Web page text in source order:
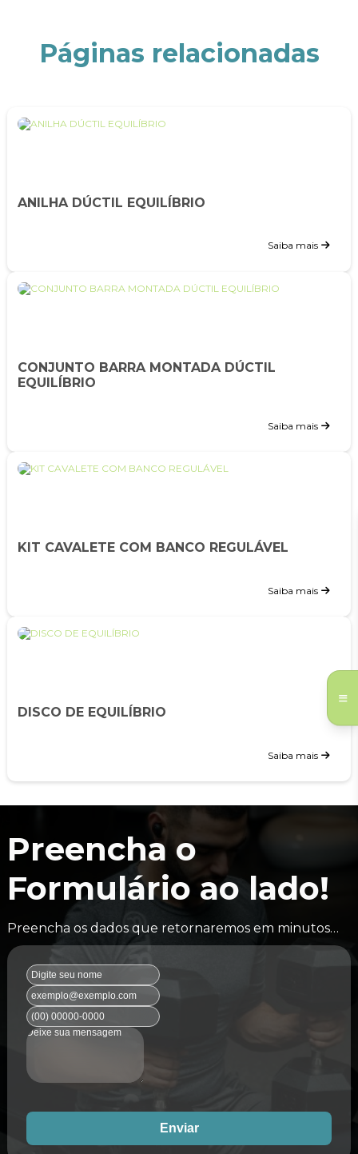
Páginas relacionadas
ANILHA DÚCTIL EQUILÍBRIO
Saiba mais
CONJUNTO BARRA MONTADA DÚCTIL
EQUILÍBRIO
Saiba mais
KIT CAVALETE COM BANCO REGULÁVEL
Saiba mais
DISCO DE EQUILÍBRIO
Saiba mais
Preencha o
Formulário ao lado!
Preencha os dados que retornaremos em minutos…
Enviar